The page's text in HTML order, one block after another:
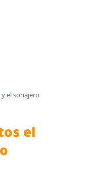
el sonajero
el